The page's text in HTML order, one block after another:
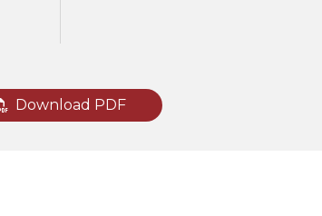
Download PDF